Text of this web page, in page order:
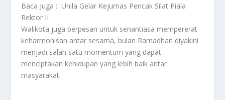
Baca Juga : Unila Gelar Kejurnas Pencak Silat Piala
Rektor II
Walikota juga berpesan untuk senantiasa mempererat
keharmonisan antar sesama, bulan Ramadhan diyakini
menjadi salah satu momentum yang dapat
menciptakan kehidupan yang lebih baik antar
masyarakat.